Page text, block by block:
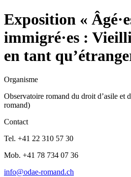
Exposition «
immigré·es :
en tant
Organisme
Observatoire romand du droit d’asile et
romand)
Contact
Tel. +41 22 310 57 30
Mob. +41 78 734 07 36
info@odae-romand.ch